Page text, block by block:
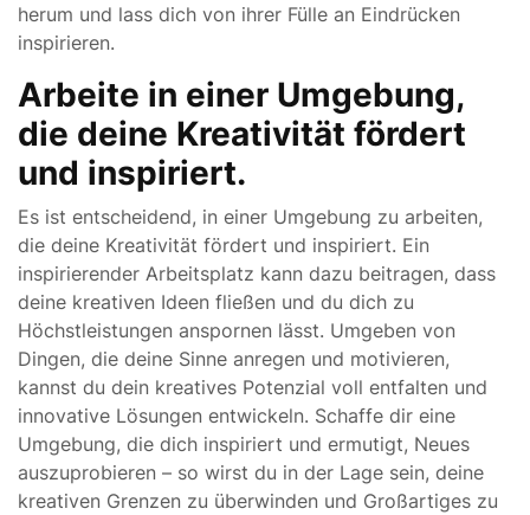
herum und lass dich von ihrer Fülle an Eindrücken
inspirieren.
Arbeite in einer Umgebung,
die deine Kreativität fördert
und inspiriert.
Es ist entscheidend, in einer Umgebung zu arbeiten,
die deine Kreativität fördert und inspiriert. Ein
inspirierender Arbeitsplatz kann dazu beitragen, dass
deine kreativen Ideen fließen und du dich zu
Höchstleistungen anspornen lässt. Umgeben von
Dingen, die deine Sinne anregen und motivieren,
kannst du dein kreatives Potenzial voll entfalten und
innovative Lösungen entwickeln. Schaffe dir eine
Umgebung, die dich inspiriert und ermutigt, Neues
auszuprobieren – so wirst du in der Lage sein, deine
kreativen Grenzen zu überwinden und Großartiges zu